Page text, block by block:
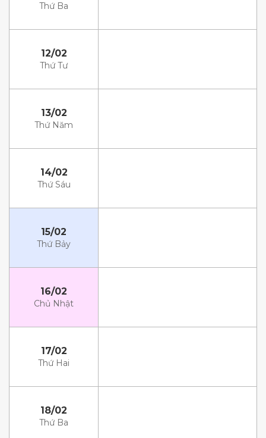
Thứ Ba
12/02
Thứ Tư
13/02
Thứ Năm
14/02
Thứ Sáu
15/02
Thứ Bảy
16/02
Chủ Nhật
17/02
Thứ Hai
18/02
Thứ Ba